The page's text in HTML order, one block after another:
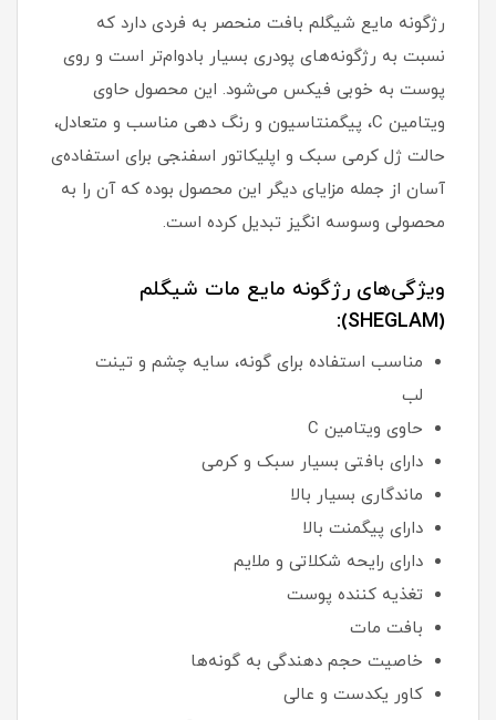
رژگونه مایع شیگلم بافت منحصر به فردی دارد که
نسبت به رژگونه‌های پودری بسیار بادوام‌تر است و روی
پوست به خوبی فیکس می‌شود. این محصول حاوی
ویتامین C، پیگمنتاسیون و رنگ دهی مناسب و متعادل،
حالت ژل کرمی سبک و اپلیکاتور اسفنجی برای استفاده‌ی
آسان از جمله مزایای دیگر این محصول بوده که آن را به
محصولی وسوسه انگیز تبدیل کرده‌ است.
ویژگی‌های رژگونه مایع مات شیگلم
(SHEGLAM):
مناسب استفاده برای گونه، سایه چشم و تینت
لب
حاوی ویتامین C
دارای بافتی بسیار سبک و کرمی
ماندگاری بسیار بالا
دارای پیگمنت بالا
دارای رایحه شکلاتی و ملایم
تغذیه کننده پوست
بافت مات
خاصیت حجم دهندگی به گونه‌ها
کاور یکدست و عالی